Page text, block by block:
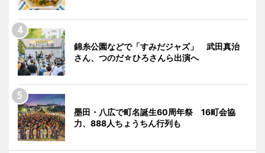
錦糸公園などで「すみだジャズ」 武田真治
さん、つのだ☆ひろさんら出演へ
墨田・八広で町名誕生60周年祭 16町会協
力、888人ちょうちん行列も